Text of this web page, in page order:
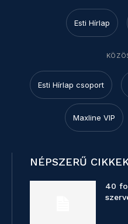
Esti Hírlap
Esti Hírlap csoport
Maxline VIP
NÉPSZERŰ
40